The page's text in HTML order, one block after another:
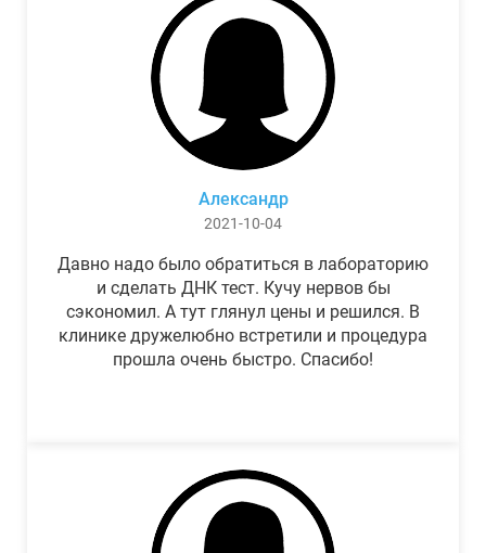
Александр
2021-10-04
Давно надо было обратиться в лабораторию
и сделать ДНК тест. Кучу нервов бы
сэкономил. А тут глянул цены и решился. В
клинике дружелюбно встретили и процедура
прошла очень быстро. Спасибо!